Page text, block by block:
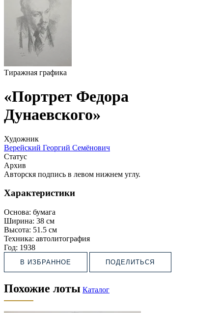
Тиражная графика
«Портрет Федора
Дунаевского»
Художник
Верейский Георгий Семёнович
Статус
Архив
Авторскя подпись в левом нижнем углу.
Характеристики
Основа: бумага
Ширина: 38 см
Высота: 51.5 см
Техника: автолитография
Год: 1938
В ИЗБРАННОЕ ПОДЕЛИТЬСЯ
Похожие лоты Каталог